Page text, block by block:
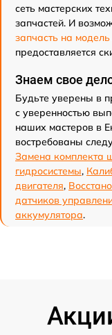
сеть мастерских
запчастей. И
запчасть на
предоставляется
Знаем свое
Будьте уверены в
с уверенностью
наших мастеров в
востребованы
Замена комплекта
гидросистемы,
двигателя,
датчиков
аккумулятора.